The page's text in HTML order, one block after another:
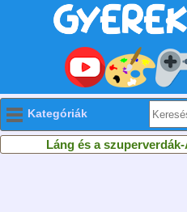
Kategóriák
Láng és a